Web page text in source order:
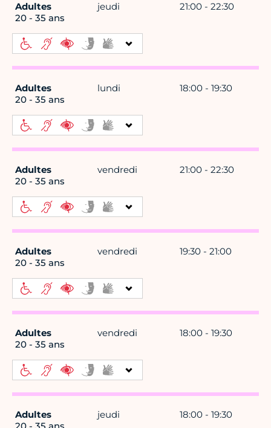
Adultes
20 - 35 ans
jeudi 21:00 - 22:30
Adultes
20 - 35 ans
lundi 18:00 - 19:30
Adultes
20 - 35 ans
vendredi 21:00 - 22:30
Adultes
20 - 35 ans
vendredi 19:30 - 21:00
Adultes
20 - 35 ans
vendredi 18:00 - 19:30
Adultes
jeudi 18:00 - 19:30